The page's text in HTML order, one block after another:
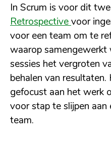
In Scrum is voor dit
Retrospectivevoor
voor een team om te
waarop
sessies het vergroten
behalen van resultaten.
gefocust aan het werk
voor stap te slijpen
team.